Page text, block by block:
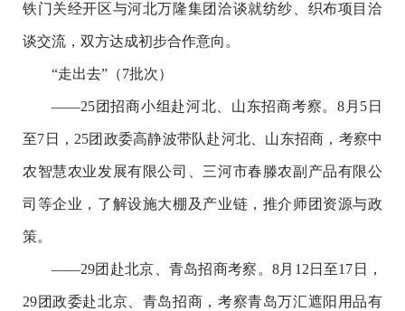
铁门关经开区与河北万隆集团洽谈就纺纱、织布项目洽
谈交流，双方达成初步合作意向。
“走出去”（7批次）
——25团招商小组赴河北、山东招商考察。8月5日
至7日，25团政委高静波带队赴河北、山东招商，考察中
农智慧农业发展有限公司、三河市春滕农副产品有限公
司等企业，了解设施大棚及产业链，推介师团资源与政
策。
——29团赴北京、青岛招商考察。8月12日至17日，
29团政委赴北京、青岛招商，考察青岛万汇遮阳用品有